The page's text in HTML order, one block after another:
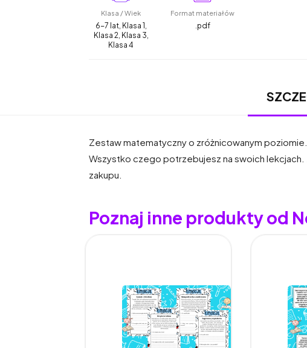
Klasa / Wiek
6-7 lat, Klasa 1,
Klasa 2, Klasa 3,
Klasa 4
Format materiałów
.pdf
Zestaw matematyczny o zróżnicowanym
Wszystko czego potrzebujesz na swoich
zakupu.
Poznaj inne produkty od